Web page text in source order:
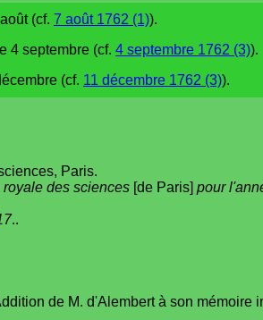
(cf. 7 août 1762 (1)).
4 septembre (cf. 4 septembre 1762 (3)).
(cf. 11 décembre 1762 (3)).
Paris.
des sciences [de Paris] pour
..
de M. d'Alembert à son mémoire